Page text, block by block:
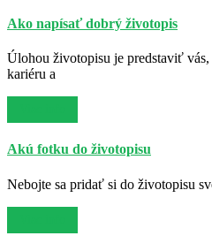
Ako napísať dobrý životopis
Úlohou životopisu je predstaviť vás,
kariéru a
Akú fotku do životopisu
Nebojte sa pridať si do životopisu